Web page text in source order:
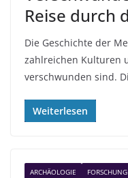
Reise durch
Die Geschichte der
zahlreichen Kulturen
verschwunden sind.
Weiterlesen
ARCHÄOLOGIE FORSCHUNG